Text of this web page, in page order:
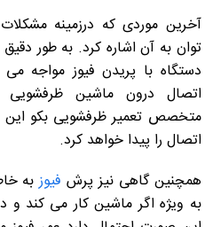
آخرین موردی که درزمینه
توان به آن اشاره کرد. به طور
دستگاه با پریدن فیوز مواجه
اتصال درون ماشین
متخصص تعمیر ظرفشویی بکو
اتصال را پیدا خواهد کرد.
همچنین گاهی نیز پرش فیوزبه
به ویژه اگر ماشین کار می کند و